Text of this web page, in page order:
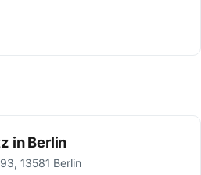
in Berlin
13581 Berlin